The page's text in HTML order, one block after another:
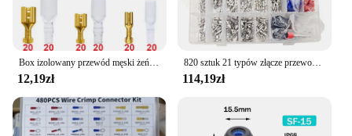
Box izolowany przewód męski żeński złącze 2.8/4.8/6.3mm elektryczne zaciski Termin złącza widełkowe wybrane elementy
12,19zł
820 sztuk 21 typów złącze przewodu elektrycznego samochodu Terminal pinowy 1/1.5/1.8/2.2/2.8/3.5mm usuwanie nieizolowane męskie żeńskie pinezki zaciskane
114,19zł